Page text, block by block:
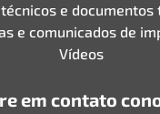
e documentos
e comunicados de
Vídeos
em contato